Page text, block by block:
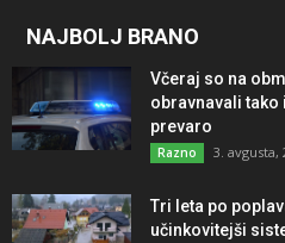
NAJBOLJ BRANO
Včeraj so na
obravnavali
prevaro
Razno 3. avgusta,
Tri leta po
učinkovitejši